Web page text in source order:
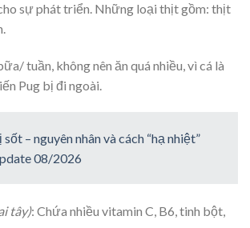
sự phát triển. Những loại thịt gồm: thịt
tuần, không nên ăn quá nhiều, vì cá là
Pug bị đi ngoài.
– nguyên nhân và cách “hạ nhiệt”
08/2026
tây): Chứa nhiều vitamin C, B6, tinh bột,